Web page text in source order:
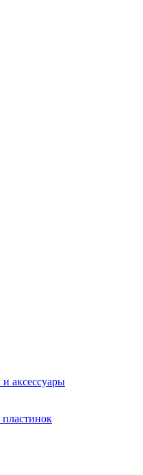
аксессуары